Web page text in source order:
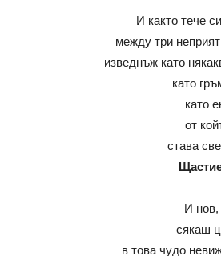
И както тече
между три
изведнъж като
като
като
от
става
И нов,
сякаш
в това чудо